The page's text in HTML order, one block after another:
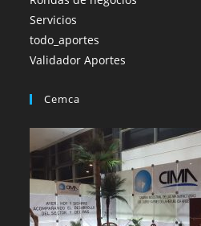
Servicios
todo_aportes
Validador Aportes
Cemca